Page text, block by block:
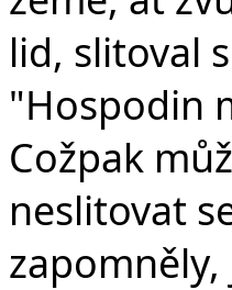
lid, slitoval
"Hospodin
Cožpak
neslitovat